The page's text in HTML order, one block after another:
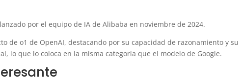
por el equipo de IA de Alibaba en noviembre de 2024.
de o1 de OpenAI, destacando por su capacidad de razonamiento y su
lo que lo coloca en la misma categoría que el modelo de Google.